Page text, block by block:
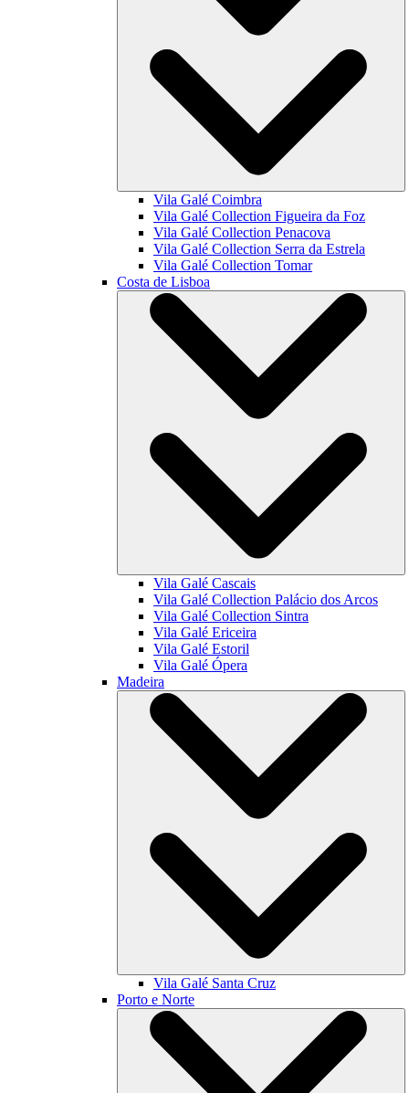
Vila Galé Coimbra
Vila Galé Collection Figueira da Foz
Vila Galé Collection Penacova
Vila Galé Collection Serra da Estrela
Vila Galé Collection Tomar
Costa de Lisboa
Vila Galé Cascais
Vila Galé Collection Palácio dos Arcos
Vila Galé Collection Sintra
Vila Galé Ericeira
Vila Galé Estoril
Vila Galé Ópera
Madeira
Vila Galé Santa Cruz
Porto e Norte